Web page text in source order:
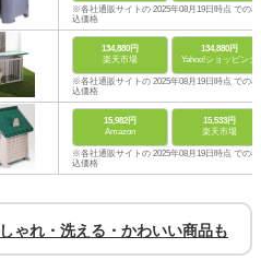
※各社通販サイトの 2025年08月19日時点 での税
込価格
134,880円
楽天市場
134,880円
Yahoo!ショッピング
※各社通販サイトの 2025年08月19日時点 での税
込価格
15,982円
Amazon
15,533円
楽天市場
※各社通販サイトの 2025年08月19日時点 での税
込価格
ゃれ・洗える・かわいい商品も